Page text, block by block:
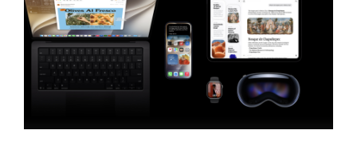
Főoldal
Közösség
GYIK
Használt Apple